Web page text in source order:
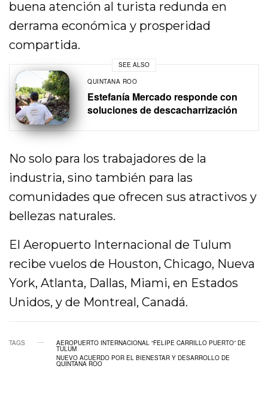
buena atención al turista redunda en
derrama económica y prosperidad
compartida.
SEE ALSO
QUINTANA ROO
Estefanía Mercado responde con
soluciones de descacharrización
No solo para los trabajadores de la
industria, sino también para las
comunidades que ofrecen sus atractivos y
bellezas naturales.
El Aeropuerto Internacional de Tulum
recibe vuelos de Houston, Chicago, Nueva
York, Atlanta, Dallas, Miami, en Estados
Unidos, y de Montreal, Canadá.
TAGS AEROPUERTO INTERNACIONAL “FELIPE CARRILLO PUERTO” DE
TULUM
NUEVO ACUERDO POR EL BIENESTAR Y DESARROLLO DE
QUINTANA ROO